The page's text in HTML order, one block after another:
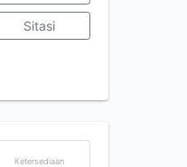
Sitasi
Ketersediaan